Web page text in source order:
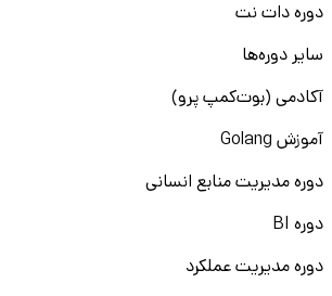
دوره دات نت
سایر دوره‌ها
آکادمی (بوت‌کمپ پرو)
آموزش Golang
دوره مدیریت منابع انسانی
دوره BI
دوره مدیریت عملکرد